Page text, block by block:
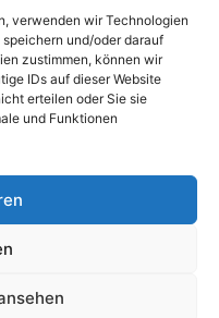
verwenden wir Technologien
und/oder darauf
zustimmen, können wir
IDs auf dieser Website
erteilen oder Sie sie
und Funktionen
Martin